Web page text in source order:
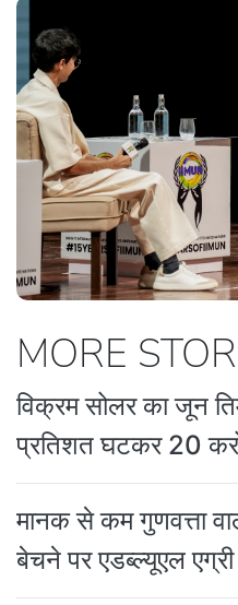
MORE
विक्रम सोलर का जून
प्रतिशत घटकर 20
मानक से कम गुणवत्ता
बेचने पर एडब्ल्यूएल